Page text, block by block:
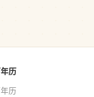
历
历